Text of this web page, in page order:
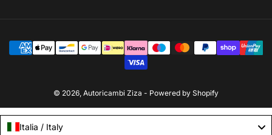
Modalità
di
pagamento
© 2026, Autoricambi Ziza - Powered by Shopify
Italia / Italy